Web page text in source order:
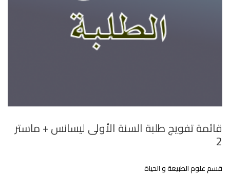
قائمة تفويج طلبة السنة الأولى ليسانس + ماستر
2
قسم علوم الطبيعة و الحياة